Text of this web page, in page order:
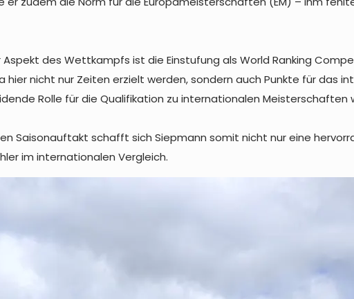
Aspekt des Wettkampfs ist die Einstufung als World Ranking
hier nicht nur Zeiten erzielt werden, sondern auch Punkte für das
Rolle für die Qualifikation zu internationalen
Saisonauftakt schafft sich Siepmann somit nicht nur eine
im internationalen Vergleich.